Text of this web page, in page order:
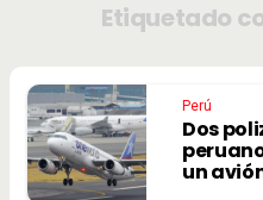
Etiquetado
Perú
Dos
un